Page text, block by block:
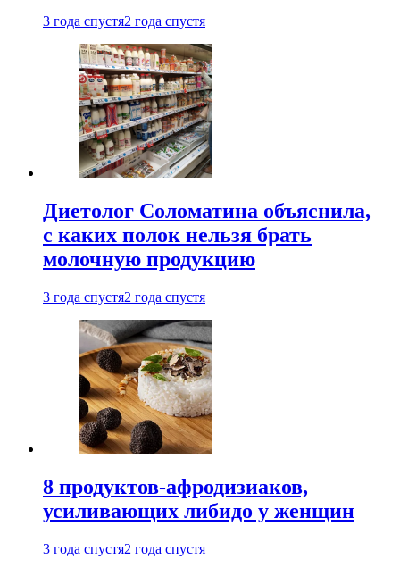
3 года спустя2 года спустя
Диетолог Соломатина объяснила,
с каких полок нельзя брать
молочную продукцию
3 года спустя2 года спустя
8 продуктов-афродизиаков,
усиливающих либидо у женщин
3 года спустя2 года спустя